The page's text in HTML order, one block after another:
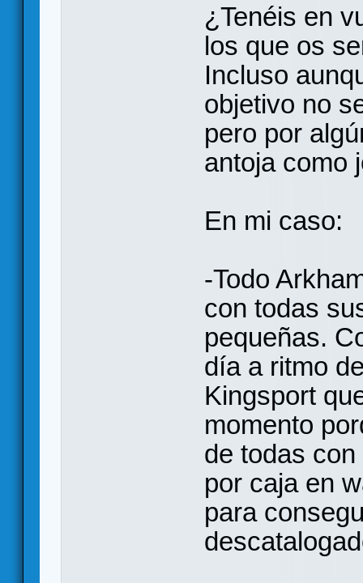
¿Tenéis en
los que os
Incluso
objetivo no
pero por
antoja como
En mi caso:
-Todo
con todas
pequeñas.
día a ritmo
Kingsport
momento
de todas
por caja en
para